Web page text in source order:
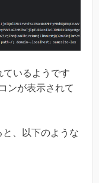
ているようです
ンが表示されて
、以下のような